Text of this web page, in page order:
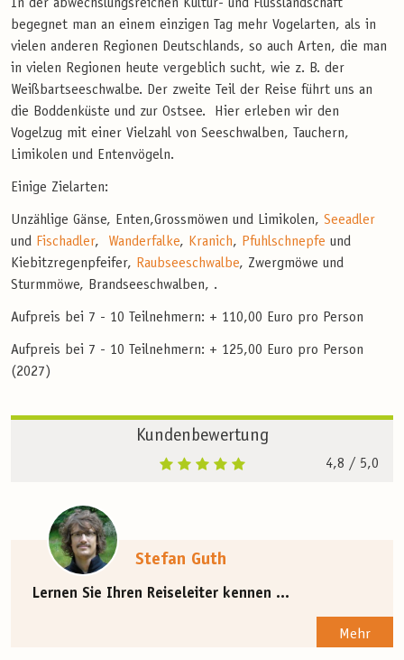
In der abwechslungsreichen Kultur- und Flusslandschaft
begegnet man an einem einzigen Tag mehr Vogelarten, als in
vielen anderen Regionen Deutschlands, so auch Arten, die man
in vielen Regionen heute vergeblich sucht, wie z. B. der
Weißbartseeschwalbe. Der zweite Teil der Reise führt uns an
die Boddenküste und zur Ostsee. Hier erleben wir den
Vogelzug mit einer Vielzahl von Seeschwalben, Tauchern,
Limikolen und Entenvögeln.
Einige Zielarten:
Unzählige Gänse, Enten,Grossmöwen und Limikolen, Seeadler
und Fischadler, Wanderfalke, Kranich, Pfuhlschnepfe und
Kiebitzregenpfeifer, Raubseeschwalbe, Zwergmöwe und
Sturmmöwe, Brandseeschwalben, .
Aufpreis bei 7 - 10 Teilnehmern: + 110,00 Euro pro Person
Aufpreis bei 7 - 10 Teilnehmern: + 125,00 Euro pro Person
(2027)
Kundenbewertung
4,8 / 5,0
Stefan Guth
Lernen Sie Ihren Reiseleiter kennen ...
Mehr